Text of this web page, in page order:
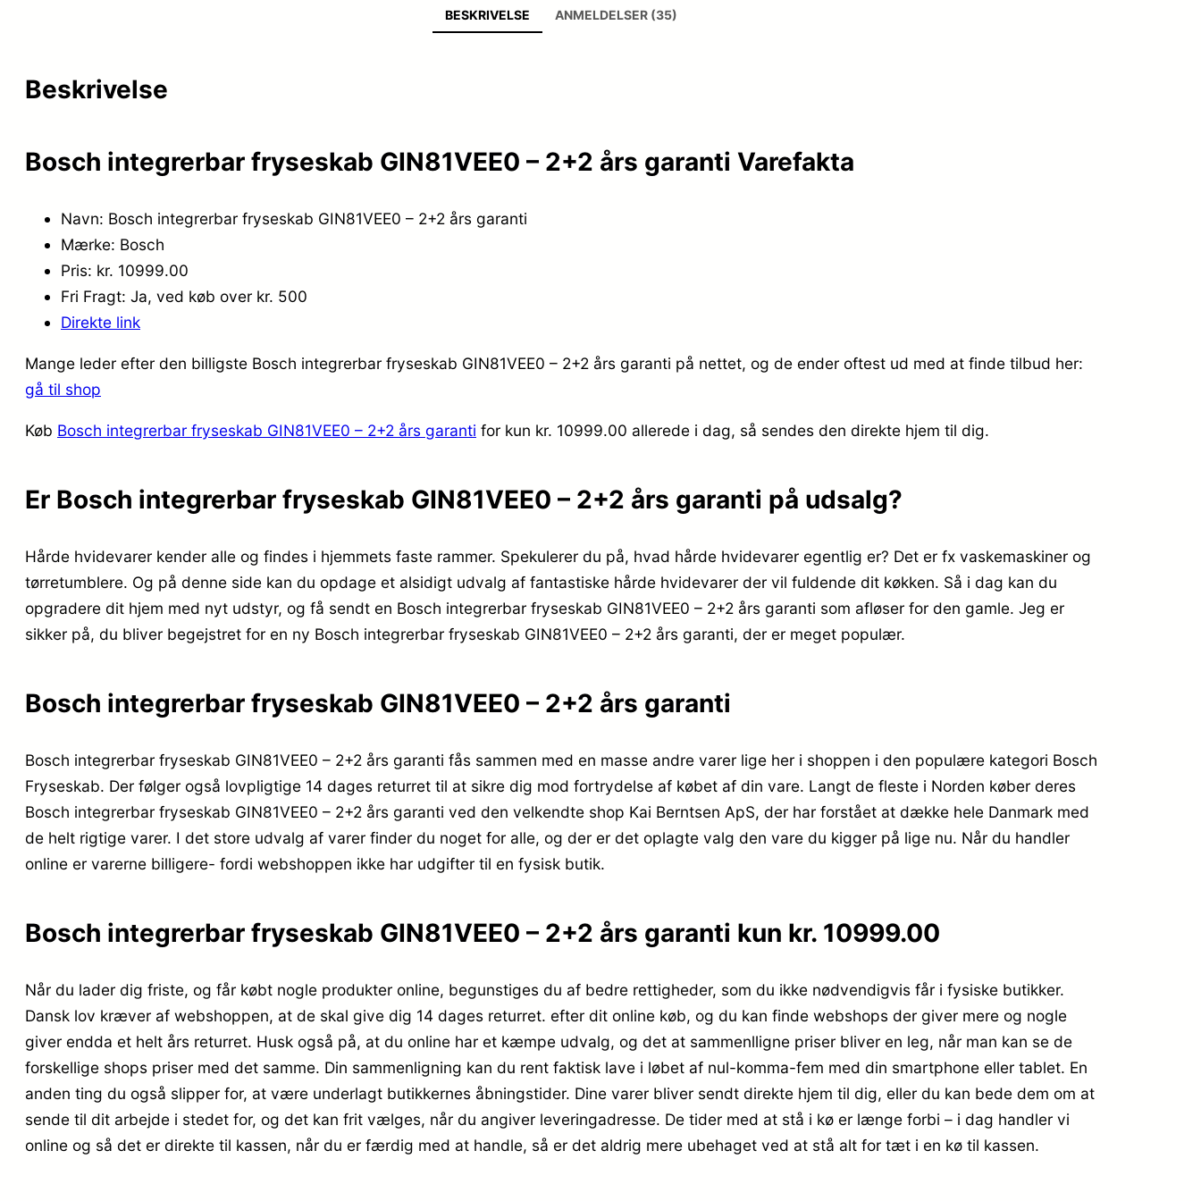
BESKRIVELSE ANMELDELSER (35)
Beskrivelse
Bosch integrerbar fryseskab GIN81VEE0 – 2+2 års garanti Varefakta
Navn: Bosch integrerbar fryseskab GIN81VEE0 – 2+2 års garanti
Mærke: Bosch
Pris: kr. 10999.00
Fri Fragt: Ja, ved køb over kr. 500
Direkte link
Mange leder efter den billigste Bosch integrerbar fryseskab GIN81VEE0 – 2+2 års garanti på nettet, og de ender oftest ud med at finde tilbud her:
gå til shop
Køb Bosch integrerbar fryseskab GIN81VEE0 – 2+2 års garanti for kun kr. 10999.00 allerede i dag, så sendes den direkte hjem til dig.
Er Bosch integrerbar fryseskab GIN81VEE0 – 2+2 års garanti på udsalg?
Hårde hvidevarer kender alle og findes i hjemmets faste rammer. Spekulerer du på, hvad hårde hvidevarer egentlig er? Det er fx vaskemaskiner og
tørretumblere. Og på denne side kan du opdage et alsidigt udvalg af fantastiske hårde hvidevarer der vil fuldende dit køkken. Så i dag kan du
opgradere dit hjem med nyt udstyr, og få sendt en Bosch integrerbar fryseskab GIN81VEE0 – 2+2 års garanti som afløser for den gamle. Jeg er
sikker på, du bliver begejstret for en ny Bosch integrerbar fryseskab GIN81VEE0 – 2+2 års garanti, der er meget populær.
Bosch integrerbar fryseskab GIN81VEE0 – 2+2 års garanti
Bosch integrerbar fryseskab GIN81VEE0 – 2+2 års garanti fås sammen med en masse andre varer lige her i shoppen i den populære kategori Bosch
Fryseskab. Der følger også lovpligtige 14 dages returret til at sikre dig mod fortrydelse af købet af din vare. Langt de fleste i Norden køber deres
Bosch integrerbar fryseskab GIN81VEE0 – 2+2 års garanti ved den velkendte shop Kai Berntsen ApS, der har forstået at dække hele Danmark med
de helt rigtige varer. I det store udvalg af varer finder du noget for alle, og der er det oplagte valg den vare du kigger på lige nu. Når du handler
online er varerne billigere- fordi webshoppen ikke har udgifter til en fysisk butik.
Bosch integrerbar fryseskab GIN81VEE0 – 2+2 års garanti kun kr. 10999.00
Når du lader dig friste, og får købt nogle produkter online, begunstiges du af bedre rettigheder, som du ikke nødvendigvis får i fysiske butikker.
Dansk lov kræver af webshoppen, at de skal give dig 14 dages returret. efter dit online køb, og du kan finde webshops der giver mere og nogle
giver endda et helt års returret. Husk også på, at du online har et kæmpe udvalg, og det at sammenlligne priser bliver en leg, når man kan se de
forskellige shops priser med det samme. Din sammenligning kan du rent faktisk lave i løbet af nul-komma-fem med din smartphone eller tablet. En
anden ting du også slipper for, at være underlagt butikkernes åbningstider. Dine varer bliver sendt direkte hjem til dig, eller du kan bede dem om at
sende til dit arbejde i stedet for, og det kan frit vælges, når du angiver leveringadresse. De tider med at stå i kø er længe forbi – i dag handler vi
online og så det er direkte til kassen, når du er færdig med at handle, så er det aldrig mere ubehaget ved at stå alt for tæt i en kø til kassen.